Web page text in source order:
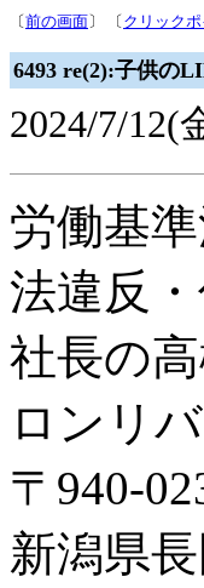
〔前の画面〕 〔 クリックポ
6493 re(2):子供の
2024/7/12(
労働基
法違反
社長の
ロンリ
〒940-
新潟県